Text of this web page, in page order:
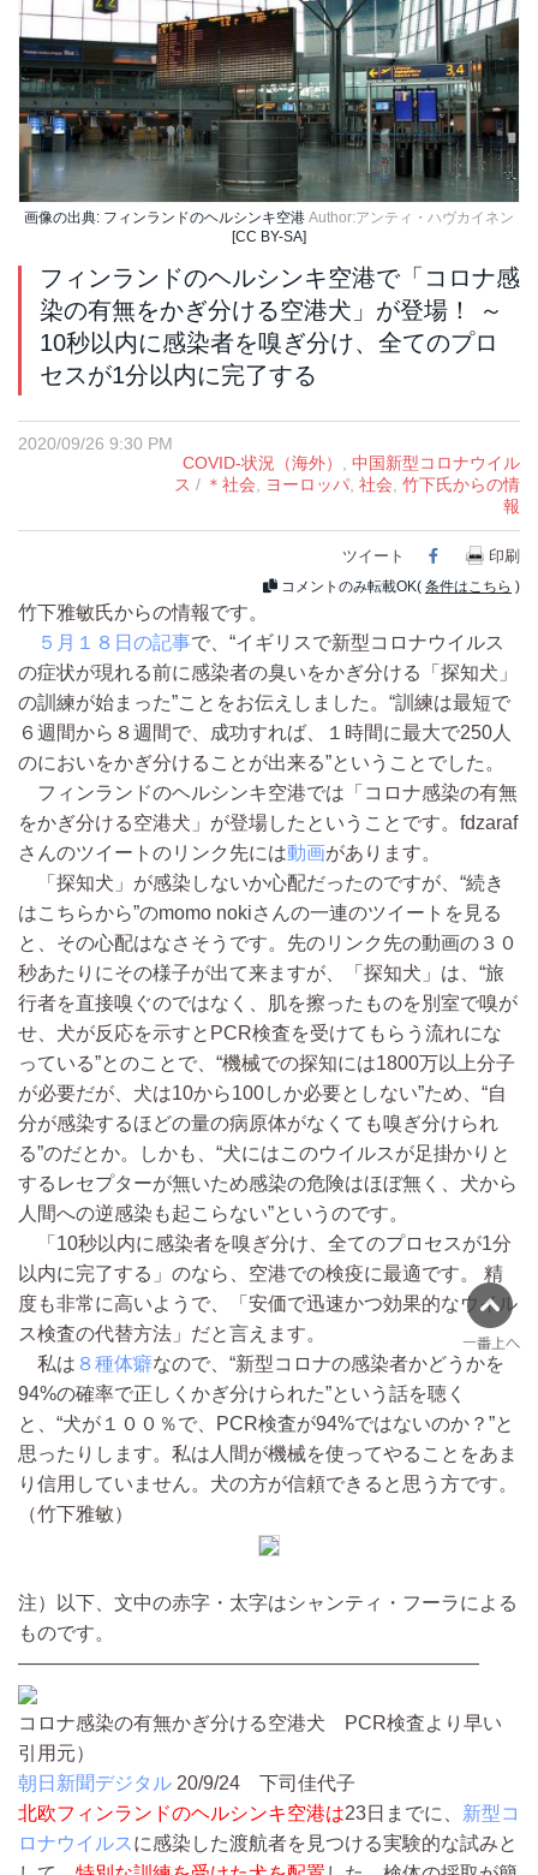
画像の出典: フィンランドのヘルシンキ空港 Author:アンティ・ハヴカイネン
[CC BY-SA]
フィンランドのヘルシンキ空港で「コロナ感
染の有無をかぎ分ける空港犬」が登場！ ～
10秒以内に感染者を嗅ぎ分け、全てのプロ
セスが1分以内に完了する
2020/09/26 9:30 PM
COVID-状況（海外）
中国新型コロナウイル
ス / ＊社会 ヨーロッパ 社会 竹下氏からの情
報
ツイート Facebook
印刷
コメントのみ転載OK( 条件はこちら )
竹下雅敏氏からの情報です。
５月１８日の記事で、“イギリスで新型コロナウイルス
の症状が現れる前に感染者の臭いをかぎ分ける「探知犬」
の訓練が始まった”ことをお伝えしました。“訓練は最短で
６週間から８週間で、成功すれば、１時間に最大で250人
のにおいをかぎ分けることが出来る”ということでした。
フィンランドのヘルシンキ空港では「コロナ感染の有無
をかぎ分ける空港犬」が登場したということです。fdzaraf
さんのツイートのリンク先には動画があります。
「探知犬」が感染しないか心配だったのですが、“続き
はこちらから”のmomo nokiさんの一連のツイートを見る
と、その心配はなさそうです。先のリンク先の動画の３０
秒あたりにその様子が出て来ますが、「探知犬」は、“旅
行者を直接嗅ぐのではなく、肌を擦ったものを別室で嗅が
せ、犬が反応を示すとPCR検査を受けてもらう流れにな
っている”とのことで、“機械での探知には1800万以上分子
が必要だが、犬は10から100しか必要としない”ため、“自
分が感染するほどの量の病原体がなくても嗅ぎ分けられ
る”のだとか。しかも、“犬にはこのウイルスが足掛かりと
するレセプターが無いため感染の危険はほぼ無く、犬から
人間への逆感染も起こらない”というのです。
「10秒以内に感染者を嗅ぎ分け、全てのプロセスが1分
以内に完了する」のなら、空港での検疫に最適です。 精
度も非常に高いようで、「安価で迅速かつ効果的なウイル
ス検査の代替方法」だと言えます。
私は ８種体癖なので、“新型コロナの感染者かどうかを
94%の確率で正しくかぎ分けられた”という話を聴く
と、“犬が１００％で、PCR検査が94%ではないのか？”と
思ったりします。私は人間が機械を使ってやることをあま
り信用していません。犬の方が信頼できると思う方です。
（竹下雅敏）
注）以下、文中の赤字・太字はシャンティ・フーラによる
ものです。
————————————————————————
コロナ感染の有無かぎ分ける空港犬 PCR検査より早い
引用元）
朝日新聞デジタル 20/9/24 下司佳代子
北欧フィンランドのヘルシンキ空港は23日までに、 新型コ
ロナウイルス に感染した渡航者を見つける実験的な試みと